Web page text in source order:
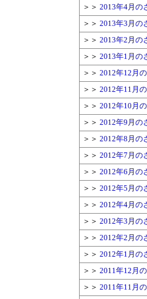
＞＞ 2013年4月の
＞＞ 2013年3月の
＞＞ 2013年2月の
＞＞ 2013年1月の
＞＞ 2012年12月
＞＞ 2012年11月
＞＞ 2012年10月
＞＞ 2012年9月の
＞＞ 2012年8月の
＞＞ 2012年7月の
＞＞ 2012年6月の
＞＞ 2012年5月の
＞＞ 2012年4月の
＞＞ 2012年3月の
＞＞ 2012年2月の
＞＞ 2012年1月の
＞＞ 2011年12月
＞＞ 2011年11月